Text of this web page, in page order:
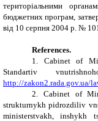
територіальними
бюджетних програм,
від 10 серпня 2004 р. №
References.
1. Cabinet of
Standartiv
http://zakon2.rada.gov.ua/
2. Cabinet of
strukturnykh pidrozdiliv
ministerstvakh, inshykh